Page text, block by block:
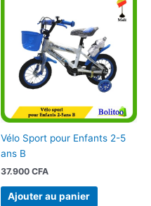
Vélo Sport pour Enfants 2-5
ans B
37.900 CFA
Ajouter au panier